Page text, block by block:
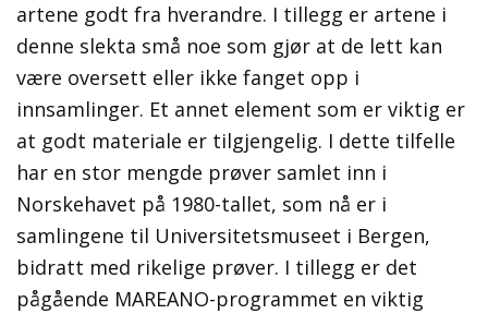
artene godt fra hverandre. I tillegg er artene i
denne slekta små noe som gjør at de lett kan
være oversett eller ikke fanget opp i
innsamlinger. Et annet element som er viktig er
at godt materiale er tilgjengelig. I dette tilfelle
har en stor mengde prøver samlet inn i
Norskehavet på 1980-tallet, som nå er i
samlingene til Universitetsmuseet i Bergen,
bidratt med rikelige prøver. I tillegg er det
pågående MAREANO-programmet en viktig